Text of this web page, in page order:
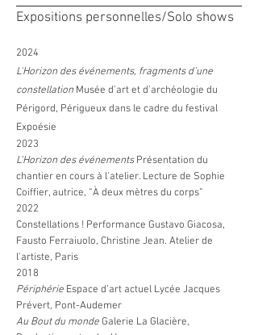
Expositions personnelles/Solo shows
2024
L'Horizon des événements, fragments d’une
constellation Musée d’art et d’archéologie du
Périgord, Périgueuxdans le cadre du festival
Expoésie
2023
L’Horizon des événementsPrésentation du
chantier en cours à l'atelier. Lecture de Sophie
Coiffier, autrice, “À deux mètres du corps”
2022
Constellations ! Performance Gustavo Giacosa,
Fausto Ferraiuolo, Christine Jean. Atelier de
l'artiste, Paris
2018
Périphérie Espace d’art actuel Lycée Jacques
Prévert, Pont-Audemer
Au Bout du mondeGalerie La Glacière,